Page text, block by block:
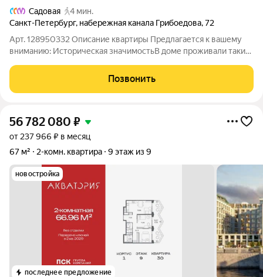
Садовая
4 мин.
Санкт-Петербург, набережная канала Грибоедова,72
Арт. 128950332 Описание квартиры Предлагается к вашему
вниманию: Историческая значимостьВ доме проживали такие
Квартира расположена в историческом районе, что придает ей
особую ценность и
Позвонить
56 782 080 ₽
от 237 966 ₽ в месяц
67 м²
2-комн. квартира 9 этаж из 9
новостройка
последнее предложение